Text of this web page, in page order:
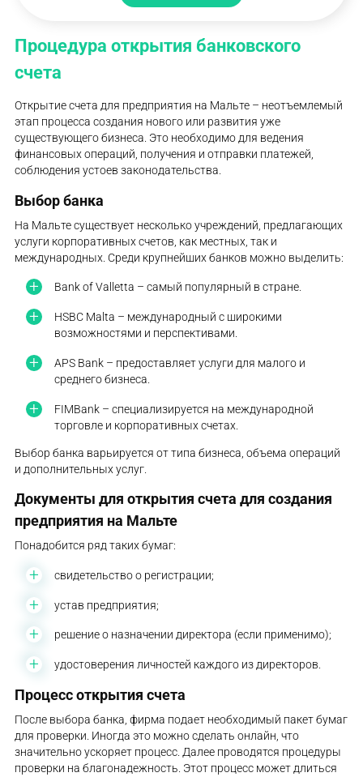
Процедура открытия банковского
счета
Открытие счета для предприятия на Мальте – неотъемлемый
этап процесса создания нового или развития уже
существующего бизнеса. Это необходимо для ведения
финансовых операций, получения и отправки платежей,
соблюдения устоев законодательства.
Выбор банка
На Мальте существует несколько учреждений, предлагающих
услуги корпоративных счетов, как местных, так и
международных. Среди крупнейших банков можно выделить:
Bank of Valletta – самый популярный в стране.
HSBC Malta – международный с широкими
возможностями и перспективами.
APS Bank – предоставляет услуги для малого и
среднего бизнеса.
FIMBank – специализируется на международной
торговле и корпоративных счетах.
Выбор банка варьируется от типа бизнеса, объема операций
и дополнительных услуг.
Документы для открытия счета для создания
предприятия на Мальте
Понадобится ряд таких бумаг:
свидетельство о регистрации;
устав предприятия;
решение о назначении директора (если применимо);
удостоверения личностей каждого из директоров.
Процесс открытия счета
После выбора банка, фирма подает необходимый пакет бумаг
для проверки. Иногда это можно сделать онлайн, что
значительно ускоряет процесс. Далее проводятся процедуры
проверки на благонадежность. Этот процесс может длиться